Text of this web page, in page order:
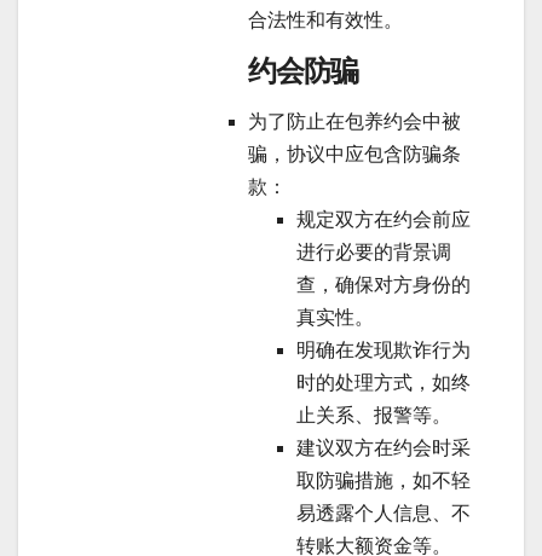
合法性和有效性。
约会防骗
为了防止在包养约会中被
骗，协议中应包含防骗条
款：
规定双方在约会前应
进行必要的背景调
查，确保对方身份的
真实性。
明确在发现欺诈行为
时的处理方式，如终
止关系、报警等。
建议双方在约会时采
取防骗措施，如不轻
易透露个人信息、不
转账大额资金等。